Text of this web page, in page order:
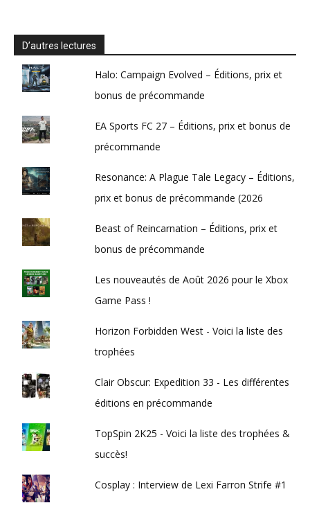
D’autres lectures
Halo: Campaign Evolved – Éditions, prix et
bonus de précommande
EA Sports FC 27 – Éditions, prix et bonus de
précommande
Resonance: A Plague Tale Legacy – Éditions,
prix et bonus de précommande (2026
Beast of Reincarnation – Éditions, prix et
bonus de précommande
Les nouveautés de Août 2026 pour le Xbox
Game Pass !
Horizon Forbidden West - Voici la liste des
trophées
Clair Obscur: Expedition 33 - Les différentes
éditions en précommande
TopSpin 2K25 - Voici la liste des trophées &
succès!
Cosplay : Interview de Lexi Farron Strife #1